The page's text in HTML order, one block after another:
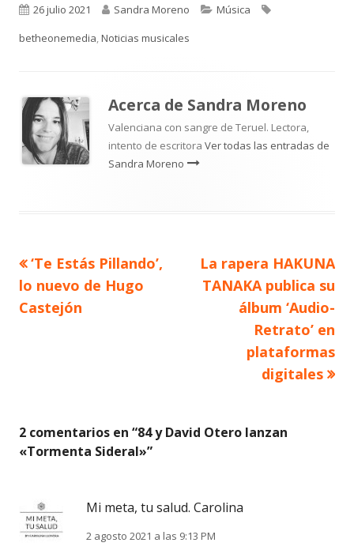
Publicado
el
26 julio 2021 Autor
Sandra Moreno Categorías
Música
betheonemedia,Noticias musicales
Acerca de Sandra Moreno
Valenciana con sangre de Teruel. Lectora,
intento de escritora Ver todas las entradas de
Sandra Moreno
Navegación
de
Artículo
anterior
‘Te Estás Pillando’,
lo nuevo de Hugo
Castejón
Artículo
siguiente
La rapera HAKUNA
TANAKA publica su
álbum ‘Audio-
Retrato’ en
plataformas
digitales
2 comentarios en “84 y David Otero lanzan
«Tormenta Sideral»”
Mi meta, tu salud. Carolina
2 agosto 2021 a las 9:13 PM